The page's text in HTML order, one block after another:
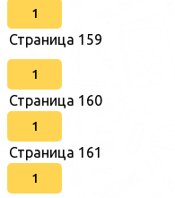
1
Страница 159
1
Страница 160
1
Страница 161
1